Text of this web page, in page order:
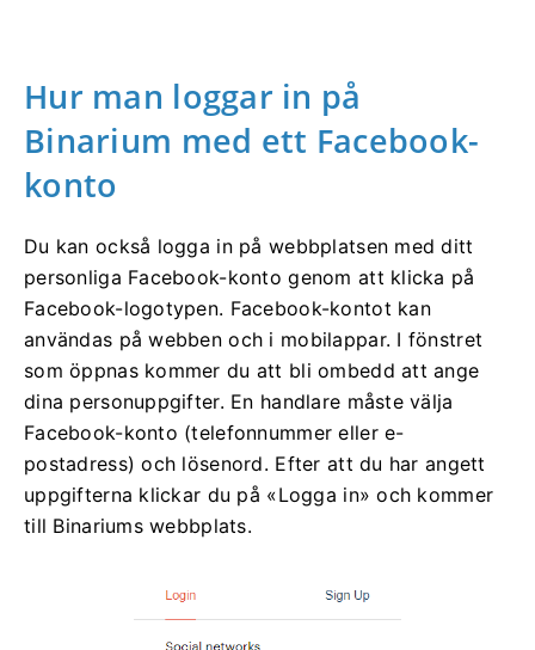
Hur man loggar in på
Binarium med ett Facebook-
konto
Du kan också logga in på webbplatsen med ditt
personliga Facebook-konto genom att klicka på
Facebook-logotypen. Facebook-kontot kan
användas på webben och i mobilappar. I fönstret
som öppnas kommer du att bli ombedd att ange
dina personuppgifter. En handlare måste välja
Facebook-konto (telefonnummer eller e-
postadress) och lösenord. Efter att du har angett
uppgifterna klickar du på «Logga in» och kommer
till Binariums webbplats.